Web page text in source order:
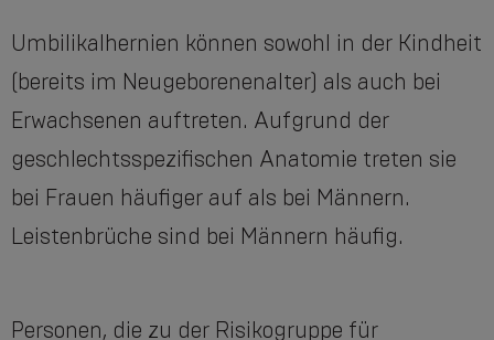
Umbilikalhernien können sowohl in der Kindheit
(bereits im Neugeborenenalter) als auch bei
Erwachsenen auftreten. Aufgrund der
geschlechtsspezifischen Anatomie treten sie
bei Frauen häufiger auf als bei Männern.
Leistenbrüche sind bei Männern häufig.
Personen, die zu der Risikogruppe für